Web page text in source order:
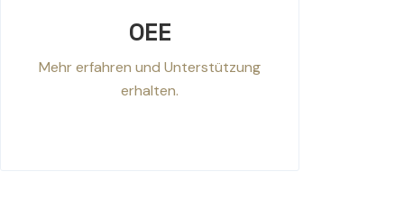
OEE
Mehr erfahren und Unterstützung
erhalten.